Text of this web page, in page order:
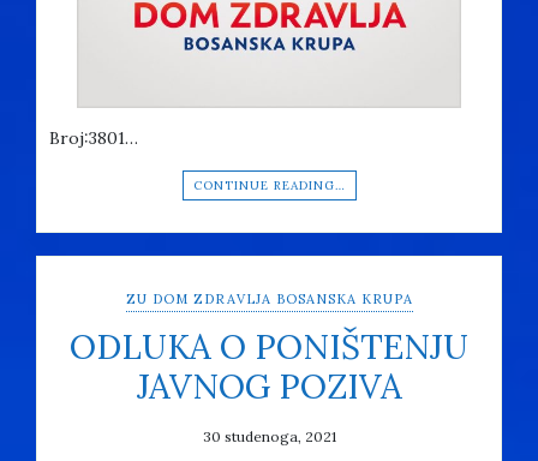
Broj:3801…
CONTINUE READING…
ZU DOM ZDRAVLJA BOSANSKA KRUPA
ODLUKA O PONIŠTENJU
JAVNOG POZIVA
30 studenoga, 2021